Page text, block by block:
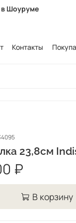
в Шоуруме
Контакты
23,8см
₽
В корзину